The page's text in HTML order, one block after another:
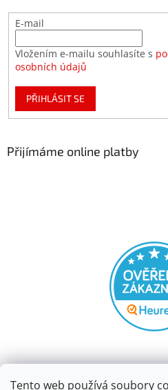
Tento web používá soubory
E-mail
Vložením e-mailu souhlasíte s
osobních údajů
PŘIHLÁSIT SE
Přijímáme online platby